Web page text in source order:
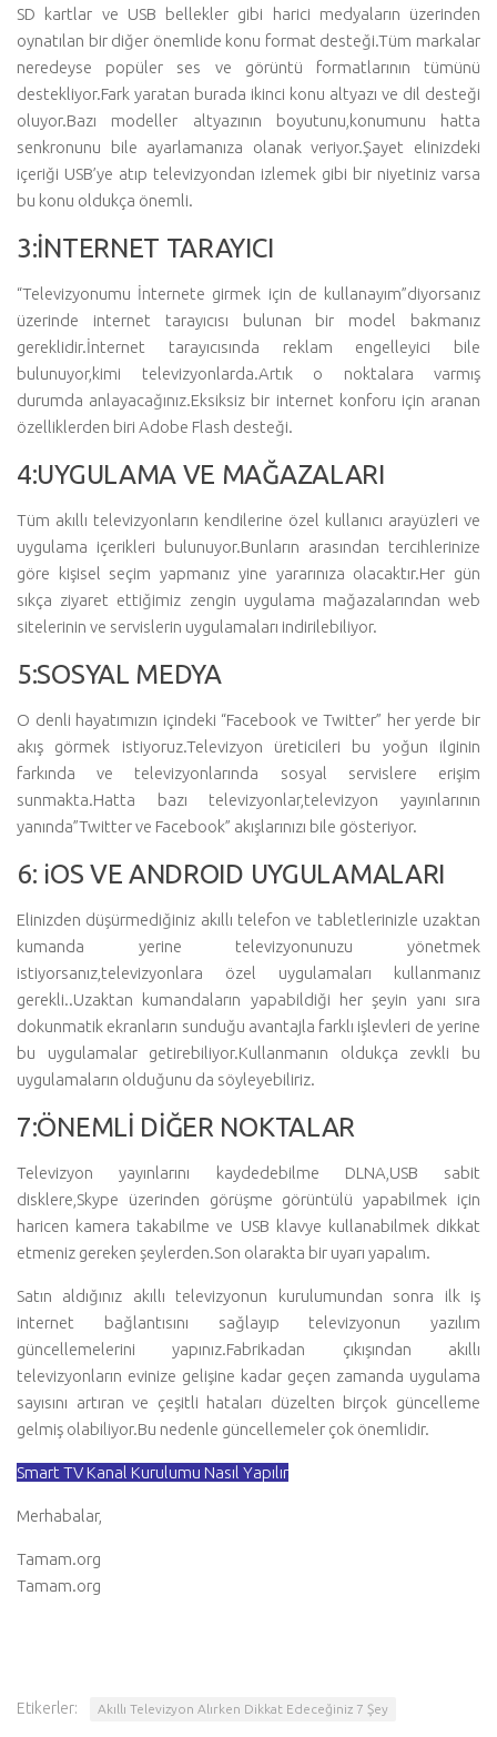
SD kartlar ve USB bellekler gibi harici medyaların üzerinden
oynatılan bir diğer önemlide konu format desteği.Tüm markalar
neredeyse popüler ses ve görüntü formatlarının tümünü
destekliyor.Fark yaratan burada ikinci konu altyazı ve dil desteği
oluyor.Bazı modeller altyazının boyutunu,konumunu hatta
senkronunu bile ayarlamanıza olanak veriyor.Şayet elinizdeki
içeriği USB’ye atıp televizyondan izlemek gibi bir niyetiniz varsa
bu konu oldukça önemli.
3:İNTERNET TARAYICI
“Televizyonumu İnternete girmek için de kullanayım”diyorsanız
üzerinde internet tarayıcısı bulunan bir model bakmanız
gereklidir.İnternet tarayıcısında reklam engelleyici bile
bulunuyor,kimi televizyonlarda.Artık o noktalara varmış
durumda anlayacağınız.Eksiksiz bir internet konforu için aranan
özelliklerden biri Adobe Flash desteği.
4:UYGULAMA VE MAĞAZALARI
Tüm akıllı televizyonların kendilerine özel kullanıcı arayüzleri ve
uygulama içerikleri bulunuyor.Bunların arasından tercihlerinize
göre kişisel seçim yapmanız yine yararınıza olacaktır.Her gün
sıkça ziyaret ettiğimiz zengin uygulama mağazalarından web
sitelerinin ve servislerin uygulamaları indirilebiliyor.
5:SOSYAL MEDYA
O denli hayatımızın içindeki “Facebook ve Twitter” her yerde bir
akış görmek istiyoruz.Televizyon üreticileri bu yoğun ilginin
farkında ve televizyonlarında sosyal servislere erişim
sunmakta.Hatta bazı televizyonlar,televizyon yayınlarının
yanında”Twitter ve Facebook” akışlarınızı bile gösteriyor.
6: iOS VE ANDROID UYGULAMALARI
Elinizden düşürmediğiniz akıllı telefon ve tabletlerinizle uzaktan
kumanda yerine televizyonunuzu yönetmek
istiyorsanız,televizyonlara özel uygulamaları kullanmanız
gerekli..Uzaktan kumandaların yapabildiği her şeyin yanı sıra
dokunmatik ekranların sunduğu avantajla farklı işlevleri de yerine
bu uygulamalar getirebiliyor.Kullanmanın oldukça zevkli bu
uygulamaların olduğunu da söyleyebiliriz.
7:ÖNEMLİ DİĞER NOKTALAR
Televizyon yayınlarını kaydedebilme DLNA,USB sabit
disklere,Skype üzerinden görüşme görüntülü yapabilmek için
haricen kamera takabilme ve USB klavye kullanabilmek dikkat
etmeniz gereken şeylerden.Son olarakta bir uyarı yapalım.
Satın aldığınız akıllı televizyonun kurulumundan sonra ilk iş
internet bağlantısını sağlayıp televizyonun yazılım
güncellemelerini yapınız.Fabrikadan çıkışından akıllı
televizyonların evinize gelişine kadar geçen zamanda uygulama
sayısını artıran ve çeşitli hataları düzelten birçok güncelleme
gelmiş olabiliyor.Bu nedenle güncellemeler çok önemlidir.
Smart TV Kanal Kurulumu Nasıl Yapılır
Merhabalar,
Tamam.org
Tamam.org
Etikerler: Akıllı Televizyon Alırken Dikkat Edeceğiniz 7 Şey